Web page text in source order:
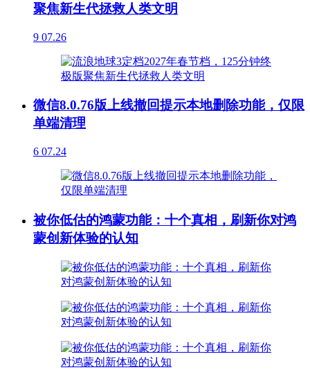
聚焦新生代拯救人类文明
9 07.26
微信8.0.76版上线撤回提示本地删除功能，仅限
单端清理
6 07.24
被你低估的鸿蒙功能：十个真相，刷新你对鸿
蒙创新体验的认知